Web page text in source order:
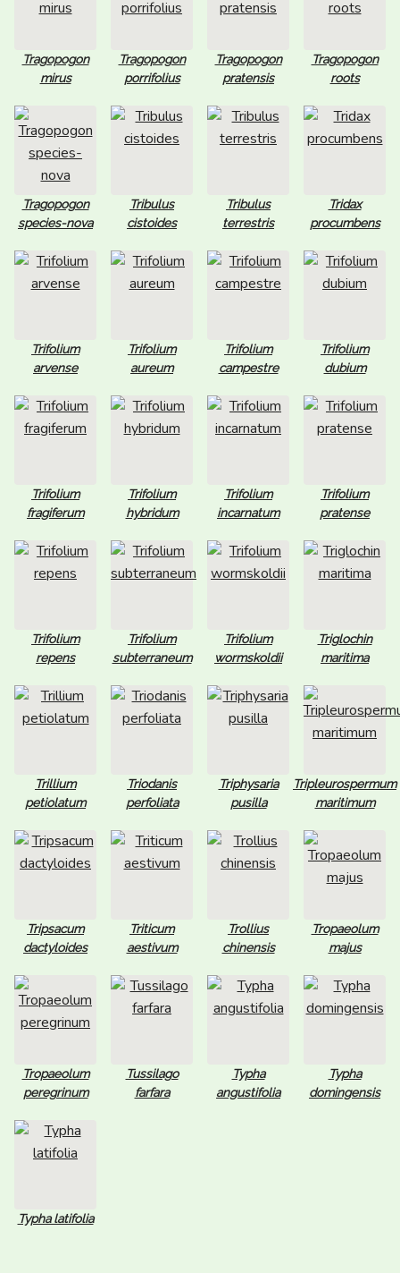
Tragopogon
mirus
Tragopogon
porrifolius
Tragopogon
pratensis
Tragopogon
roots
Tragopogon
species-nova
Tribulus
cistoides
Tribulus
terrestris
Tridax
procumbens
Trifolium
arvense
Trifolium
aureum
Trifolium
campestre
Trifolium
dubium
Trifolium
fragiferum
Trifolium
hybridum
Trifolium
incarnatum
Trifolium
pratense
Trifolium
repens
Trifolium
subterraneum
Trifolium
wormskoldii
Triglochin
maritima
Trillium
petiolatum
Triodanis
perfoliata
Triphysaria
pusilla
Tripleurospermum
maritimum
Tripsacum
dactyloides
Triticum
aestivum
Trollius
chinensis
Tropaeolum
majus
Tropaeolum
peregrinum
Tussilago
farfara
Typha
angustifolia
Typha
domingensis
Typha latifolia